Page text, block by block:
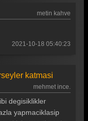
metin kahve
2021-10-18 05:40:23
katmasi
mehmet ince.
degisiklikler
yapmaciklasip